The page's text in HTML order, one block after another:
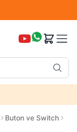
Buton ve Switch